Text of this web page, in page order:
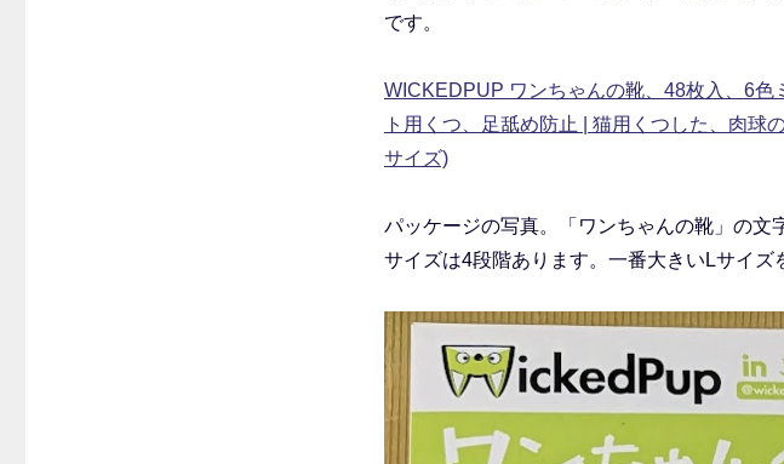
です。
WICKEDPUP ワンちゃんの靴、48枚入、6色
ト用くつ、足舐め防止 | 猫用くつした、肉球
サイズ)
パッケージの写真。「ワンちゃんの靴」の文
サイズは4段階あります。一番大きいLサイズ